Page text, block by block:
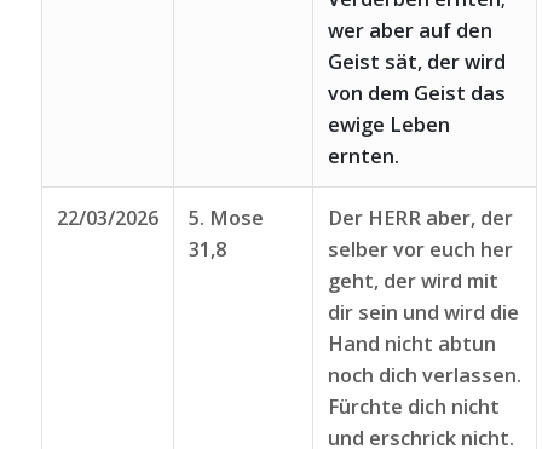
wer aber auf den
Geist sät, der wird
von dem Geist das
ewige Leben
ernten.
22/03/2026
5. Mose
31,8
Der HERR aber, der
selber vor euch her
geht, der wird mit
dir sein und wird die
Hand nicht abtun
noch dich verlassen.
Fürchte dich nicht
und erschrick nicht.